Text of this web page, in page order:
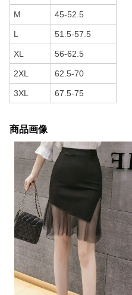
M 45-52.5
L 51.5-57.5
XL 56-62.5
2XL 62.5-70
3XL 67.5-75
商品画像